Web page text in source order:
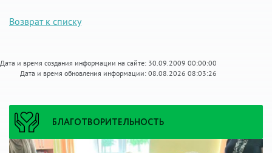
Возврат к списку
Дата и время создания информации на сайте: 30.09.2009 00:00:00
Дата и время обновления информации: 08.08.2026 08:03:26
БЛАГОТВОРИТЕЛЬНОСТЬ